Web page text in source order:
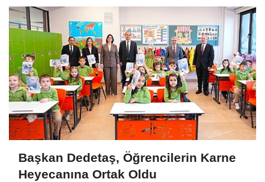
Başkan Dedetaş, Öğrencilerin Karne
Heyecanına Ortak Oldu